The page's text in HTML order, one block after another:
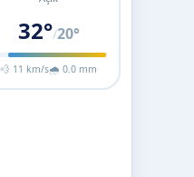
32°/20°
💨 11 km/s🌧 0.0 mm